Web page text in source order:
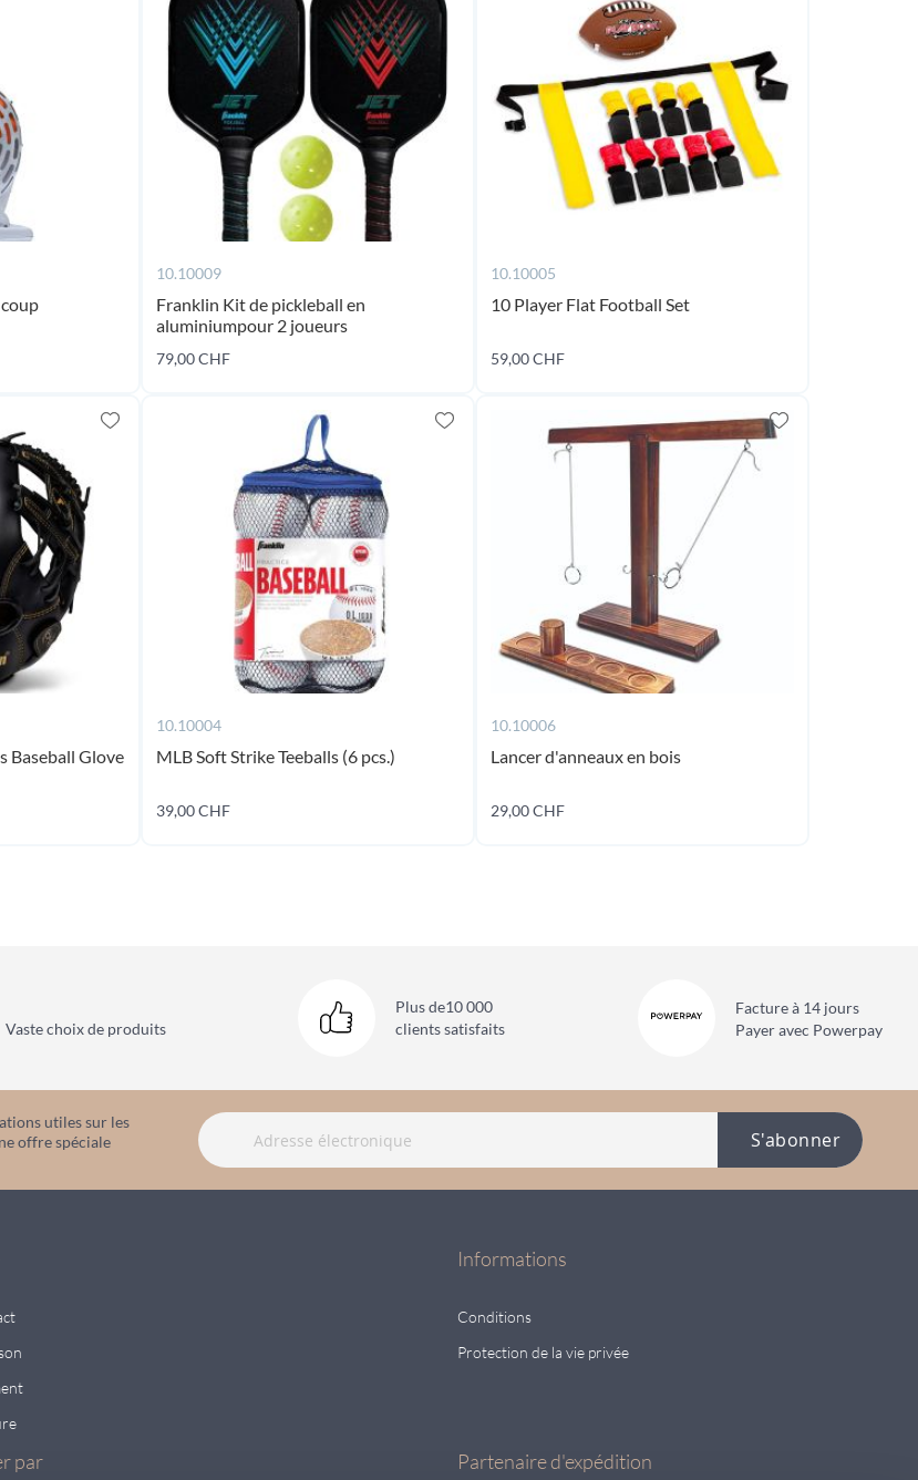
10.10009
Franklin Kit de pickleball en
aluminiumpour 2 joueurs
79,00 CHF
10.10005
10 Player Flat Football Set
59,00 CHF
Baseball Glove
10.10004
MLB Soft Strike Teeballs (6 pcs.)
39,00 CHF
10.10006
Lancer d'anneaux en bois
29,00 CHF
Vaste choixde produits
Plus de10 000
clients satisfaits
Facture à 14 jours
Payer avec Powerpay
utiles sur les
offre spéciale
S'abonner
Informations
Conditions
Protection de la vie privée
par Partenaire d'expédition